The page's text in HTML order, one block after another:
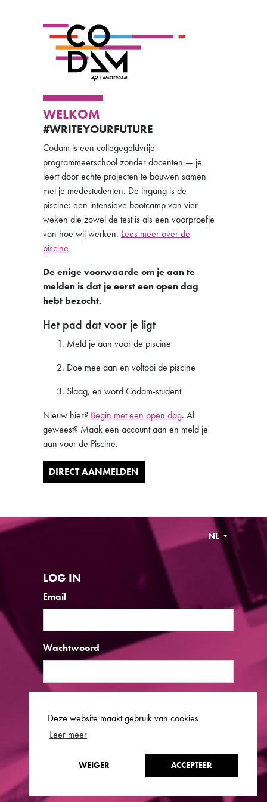
Deze website maakt gebruik van cookies
Leer meer
WEIGER ACCEPTEER
WELKOM
#WRITEYOURFUTURE
Codam is een collegegeldvrije
programmeerschool zonder docenten — je
leert door echte projecten te bouwen samen
met je medestudenten. De ingang is de
piscine: een intensieve bootcamp van vier
weken die zowel de test is als een voorproefje
van hoe wij werken. Lees meer over de
piscine
De enige voorwaarde om je aan te
melden is dat je eerst een open dag
hebt bezocht.
Het pad dat voor je ligt
Meld je aan voor de piscine
Doe mee aan en voltooi de piscine
Slaag, en word Codam-student
Nieuw hier? Begin met een open dag. Al
geweest? Maak een account aan en meld je
aan voor de Piscine.
DIRECT AANMELDEN
NL
LOG IN
Email
Wachtwoord
Wachtwoord vergeten?
Log in als admin
Geen bevestigingsinstructies ontvangen?
Juridische informatie